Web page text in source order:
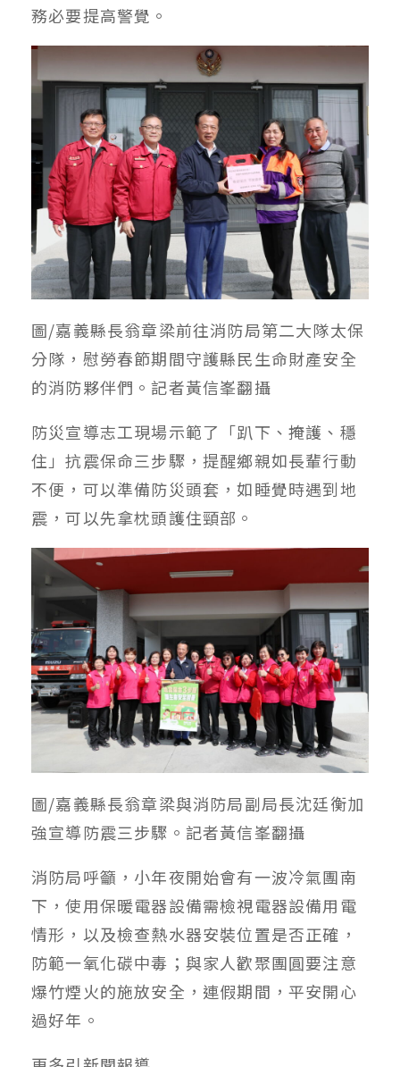
務必要提高警覺。
圖/嘉義縣長翁章梁前往消防局第二大隊太保
分隊，慰勞春節期間守護縣民生命財產安全
的消防夥伴們。記者黃信峯翻攝
防災宣導志工現場示範了「趴下、掩護、穩
住」抗震保命三步驟，提醒鄉親如長輩行動
不便，可以準備防災頭套，如睡覺時遇到地
震，可以先拿枕頭護住頸部。
圖/嘉義縣長翁章梁與消防局副局長沈廷衡加
強宣導防震三步驟。記者黃信峯翻攝
消防局呼籲，小年夜開始會有一波冷氣團南
下，使用保暖電器設備需檢視電器設備用電
情形，以及檢查熱水器安裝位置是否正確，
防範一氧化碳中毒；與家人歡聚團圓要注意
爆竹煙火的施放安全，連假期間，平安開心
過好年。